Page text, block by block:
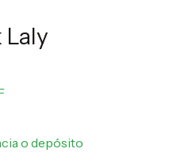
Laly
o depósito